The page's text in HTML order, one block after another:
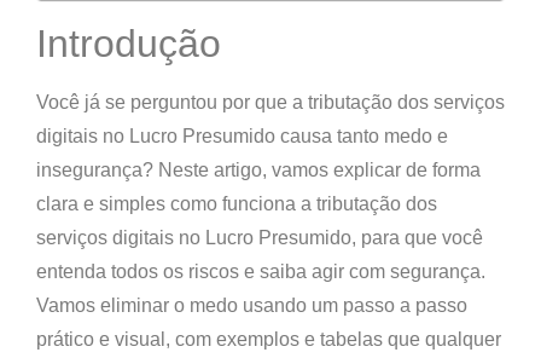
Introdução
Você já se perguntou por que a tributação dos serviços
digitais no Lucro Presumido causa tanto medo e
insegurança? Neste artigo, vamos explicar de forma
clara e simples como funciona a tributação dos
serviços digitais no Lucro Presumido, para que você
entenda todos os riscos e saiba agir com segurança.
Vamos eliminar o medo usando um passo a passo
prático e visual, com exemplos e tabelas que qualquer